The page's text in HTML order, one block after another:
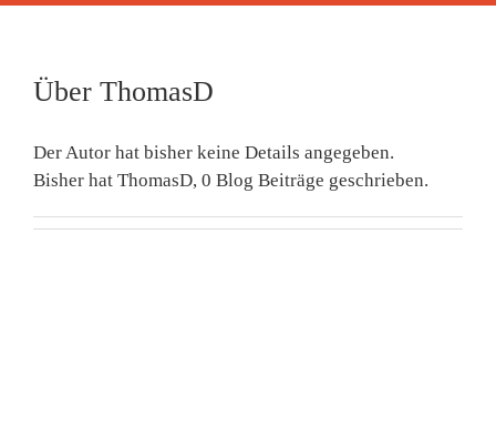
Über ThomasD
Der Autor hat bisher keine Details angegeben.
Bisher hat ThomasD, 0 Blog Beiträge geschrieben.